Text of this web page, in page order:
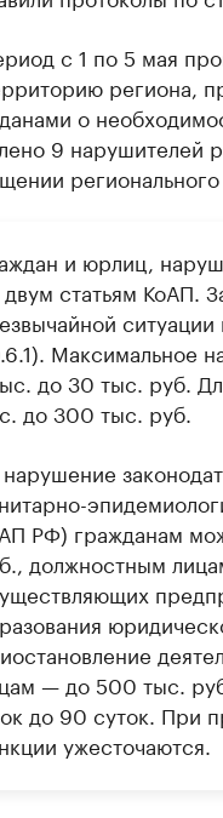
с 1 по 5 мая
региона,
о
9 нарушителей
и юрлиц,
статьям КоАП.
Максимальное
до 30 тыс. руб.
до 300 тыс. руб.
РФ) гражданам
должностным
— до 500 тыс.
до 90 суток. При
ужесточаются.